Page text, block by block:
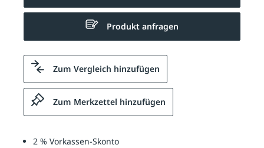
Produkt anfragen
Zum Vergleich hinzufügen
Zum Merkzettel hinzufügen
2 % Vorkassen-Skonto